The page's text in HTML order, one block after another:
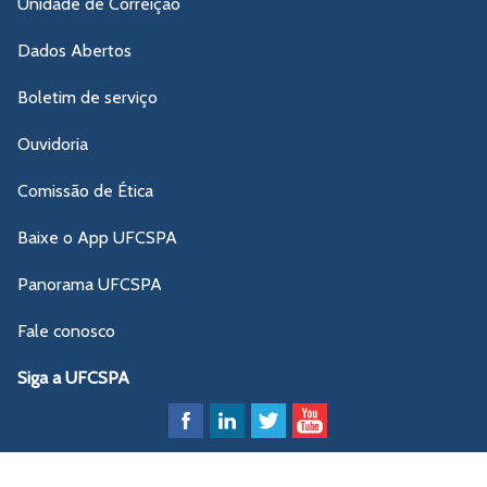
Dados Abertos
Boletim de serviço
Ouvidoria
Comissão de Ética
Baixe o App UFCSPA
Panorama UFCSPA
Fale conosco
Siga a UFCSPA